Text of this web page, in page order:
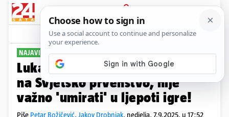
PRIJAVA
Sport Komentari
NAJAVIO CRNOGORCE
Luka Modrić: Cilj je plasirati se
na Svjetsko prvenstvo, nije
važno 'umirati' u ljepoti igre!
Piše Petar Božičević, Jakov Drobnjak, nedjelja, 7.9.2025. u 17:52